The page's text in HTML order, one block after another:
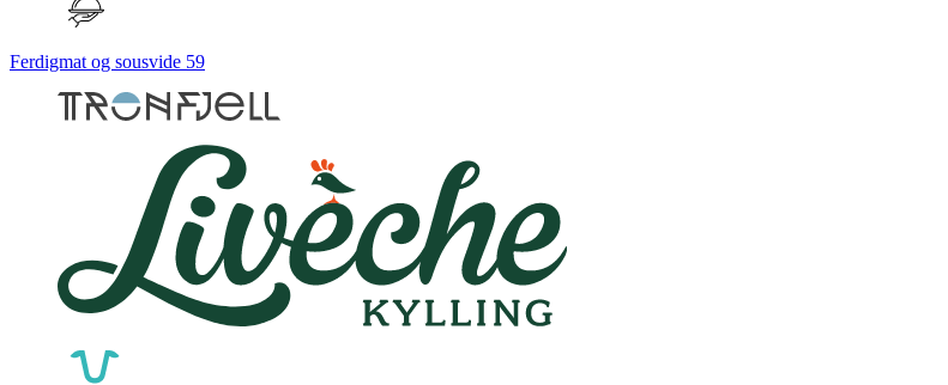
Ferdigmat og sousvide 59